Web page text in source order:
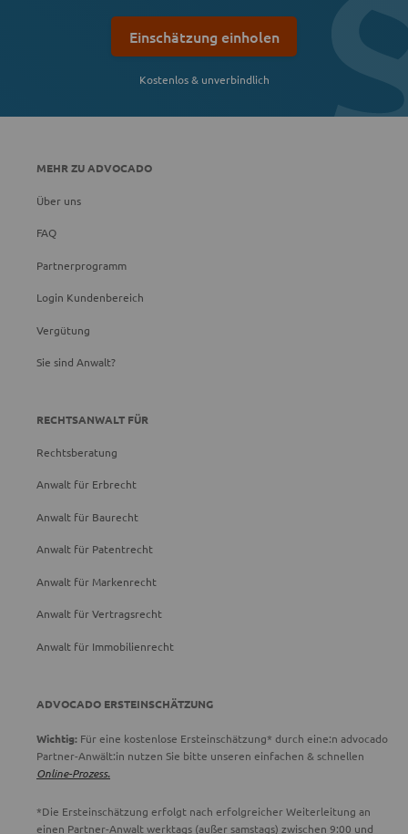
Einschätzung einholen
Kostenlos & unverbindlich
MEHR ZU ADVOCADO
Über uns
FAQ
Partnerprogramm
Login Kundenbereich
Vergütung
Sie sind Anwalt?
RECHTSANWALT FÜR
Rechtsberatung
Anwalt für Erbrecht
Anwalt für Baurecht
Anwalt für Patentrecht
Anwalt für Markenrecht
Anwalt für Vertragsrecht
Anwalt für Immobilienrecht
ADVOCADO ERSTEINSCHÄTZUNG
Wichtig: Für eine kostenlose Ersteinschätzung* durch eine:n advocado
Partner-Anwält:in nutzen Sie bitte unseren einfachen & schnellen
Online-Prozess.
*Die Ersteinschätzung erfolgt nach erfolgreicher Weiterleitung an
einen Partner-Anwalt werktags (außer samstags) zwischen 9:00 und